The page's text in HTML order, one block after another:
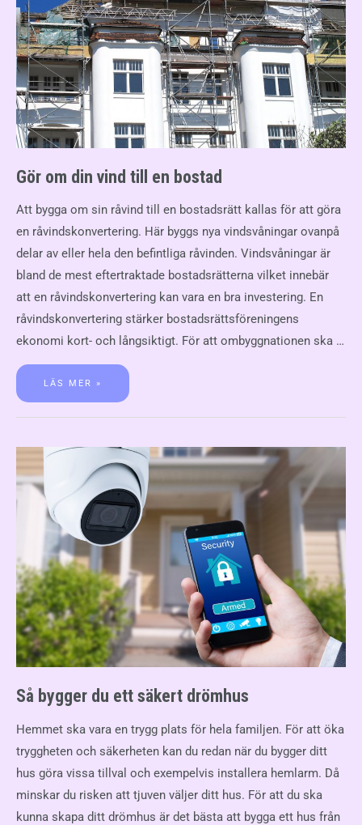
Gör om din vind till en bostad
Att bygga om sin råvind till en bostadsrätt kallas för att göra
en råvindskonvertering. Här byggs nya vindsvåningar ovanpå
delar av eller hela den befintliga råvinden. Vindsvåningar är
bland de mest eftertraktade bostadsrätterna vilket innebär
att en råvindskonvertering kan vara en bra investering. En
råvindskonvertering stärker bostadsrättsföreningens
ekonomi kort- och långsiktigt. För att ombyggnationen ska …
LÄS MER »
Så bygger du ett säkert drömhus
Hemmet ska vara en trygg plats för hela familjen. För att öka
tryggheten och säkerheten kan du redan när du bygger ditt
hus göra vissa tillval och exempelvis installera hemlarm. Då
minskar du risken att tjuven väljer ditt hus. För att du ska
kunna skapa ditt drömhus är det bästa att bygga ett hus från